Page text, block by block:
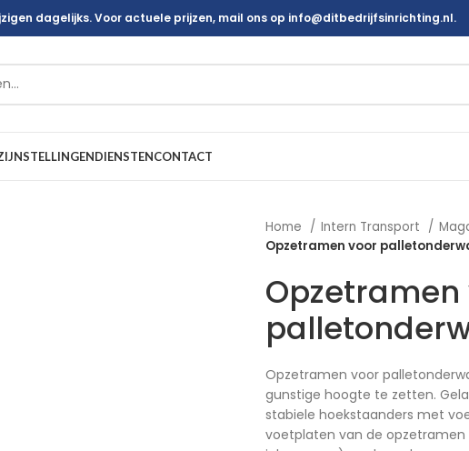
dagelijks. Voor actuele prijzen, mail ons op info@ditbedrijfsinrichting.nl.
DIENSTENCONTACT
Home Intern Transport
Opzetramen voor
Opzetramen
Opzetramen voor
gunstige hoogte te zetten.
stabiele hoekstaanders met
voetplaten van de